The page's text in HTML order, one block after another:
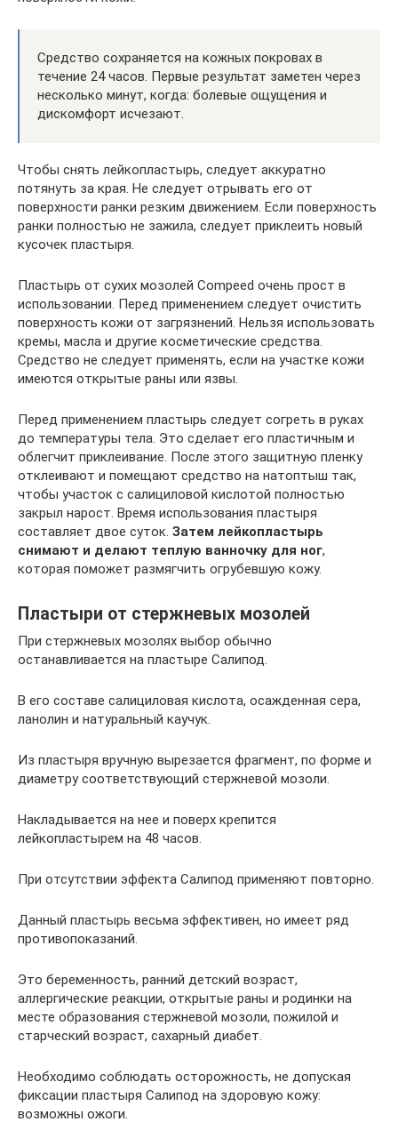
Средство сохраняется на кожных покровах в
течение 24 часов. Первые результат заметен через
несколько минут, когда: болевые ощущения и
дискомфорт исчезают.
Чтобы снять лейкопластырь, следует аккуратно
потянуть за края. Не следует отрывать его от
поверхности ранки резким движением. Если поверхность
ранки полностью не зажила, следует приклеить новый
кусочек пластыря.
Пластырь от сухих мозолей Compeed очень прост в
использовании. Перед применением следует очистить
поверхность кожи от загрязнений. Нельзя использовать
кремы, масла и другие косметические средства.
Средство не следует применять, если на участке кожи
имеются открытые раны или язвы.
Перед применением пластырь следует согреть в руках
до температуры тела. Это сделает его пластичным и
облегчит приклеивание. После этого защитную пленку
отклеивают и помещают средство на натоптыш так,
чтобы участок с салициловой кислотой полностью
закрыл нарост. Время использования пластыря
составляет двое суток. Затем лейкопластырь
снимают и делают теплую ванночку для ног,
которая поможет размягчить огрубевшую кожу.
Пластыри от стержневых мозолей
При стержневых мозолях выбор обычно
останавливается на пластыре Салипод.
В его составе салициловая кислота, осажденная сера,
ланолин и натуральный каучук.
Из пластыря вручную вырезается фрагмент, по форме и
диаметру соответствующий стержневой мозоли.
Накладывается на нее и поверх крепится
лейкопластырем на 48 часов.
При отсутствии эффекта Салипод применяют повторно.
Данный пластырь весьма эффективен, но имеет ряд
противопоказаний.
Это беременность, ранний детский возраст,
аллергические реакции, открытые раны и родинки на
месте образования стержневой мозоли, пожилой и
старческий возраст, сахарный диабет.
Необходимо соблюдать осторожность, не допуская
фиксации пластыря Салипод на здоровую кожу:
возможны ожоги.